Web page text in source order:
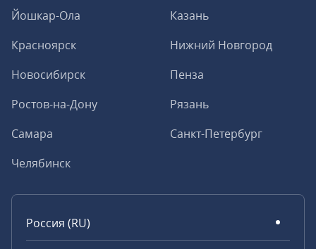
Йошкар-Ола
Казань
Красноярск
Нижний Новгород
Новосибирск
Пенза
Ростов-на-Дону
Рязань
Самара
Санкт-Петербург
Челябинск
Россия (RU)